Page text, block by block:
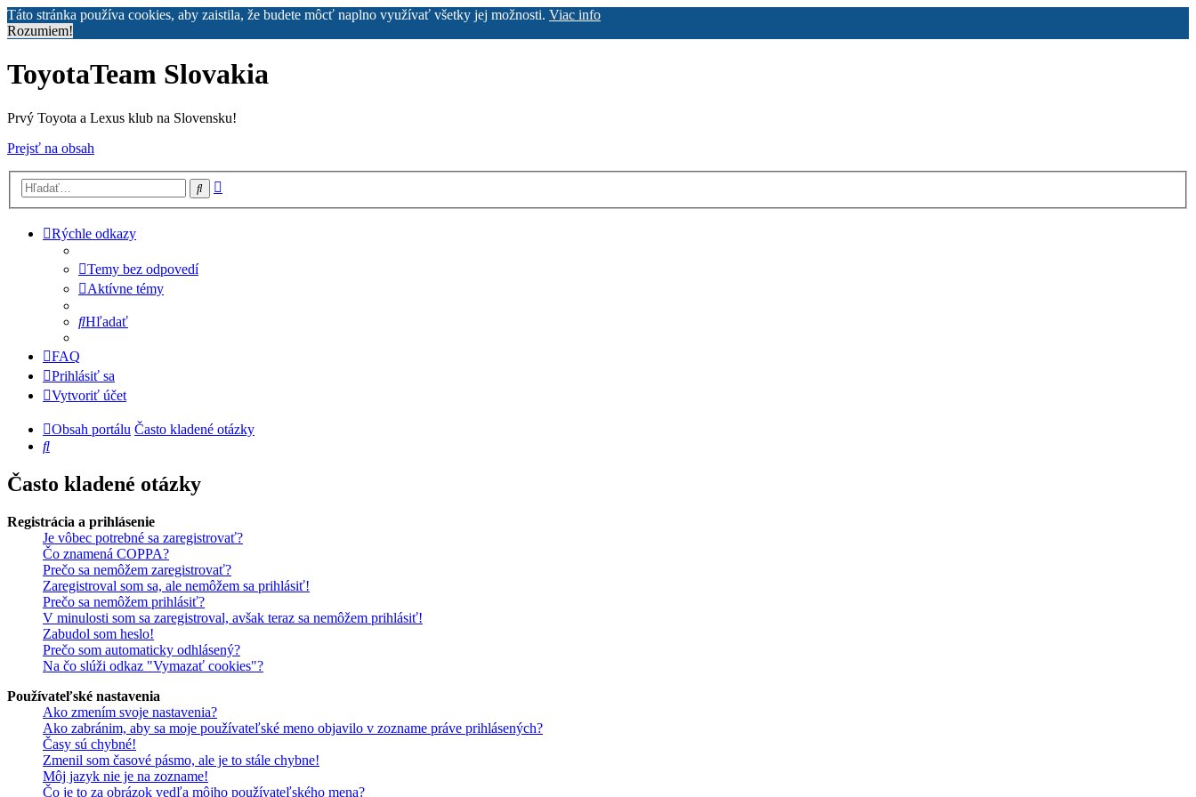
Táto stránka používa cookies, aby zaistila, že budete môcť naplno využívať všetky jej možnosti. Viac info
Rozumiem!
ToyotaTeam Slovakia
Prvý Toyota a Lexus klub na Slovensku!
Prejsť na obsah
Hľadať
Rýchle odkazy
Temy bez odpovedí
Aktívne témy
Hľadať
FAQ
Prihlásiť sa
Vytvoriť účet
Obsah portálu Často kladené otázky
Hľadať
Často kladené otázky
Registrácia a prihlásenie
Je vôbec potrebné sa zaregistrovať?
Čo znamená COPPA?
Prečo sa nemôžem zaregistrovať?
Zaregistroval som sa, ale nemôžem sa prihlásiť!
Prečo sa nemôžem prihlásiť?
V minulosti som sa zaregistroval, avšak teraz sa nemôžem prihlásiť!
Zabudol som heslo!
Prečo som automaticky odhlásený?
Na čo slúži odkaz "Vymazať cookies"?
Používateľské nastavenia
Ako zmením svoje nastavenia?
Ako zabránim, aby sa moje používateľské meno objavilo v zozname práve prihlásených?
Časy sú chybné!
Zmenil som časové pásmo, ale je to stále chybne!
Môj jazyk nie je na zozname!
Čo je to za obrázok vedľa môjho používateľského mena?